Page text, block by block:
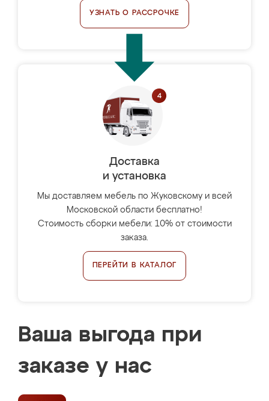
УЗНАТЬ О РАССРОЧКЕ
Доставка
и установка
Мы доставляем мебель по Жуковскому и всей
Московской области бесплатно!
Стоимость сборки мебели: 10% от стоимости
заказа.
ПЕРЕЙТИ В КАТАЛОГ
Ваша выгода при
заказе у нас